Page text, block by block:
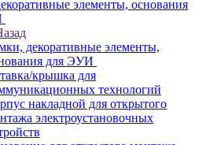
элементы, основания
декоративные элементы,
для ЭУИ
крышка для
технологий
накладной для открытого
электроустановочных